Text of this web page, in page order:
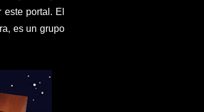
portal. El
es un grupo